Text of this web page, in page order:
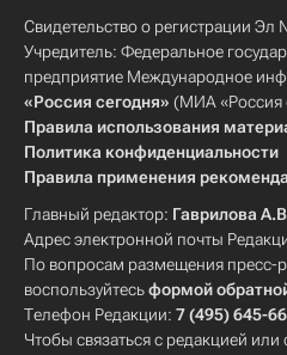
Свидетельство о регистрации
Учредитель: Федеральное
предприятие Международное
«Россия сегодня» (МИА «Россия
Правила использования
Политика конфиденциальности
Правила применения
Главный редактор: Гаврилова
Адрес электронной почты
По вопросам размещения пресс-
воспользуйтесьформой
Телефон Редакции: 7 (495) 645-
Чтобы связаться с редакцией